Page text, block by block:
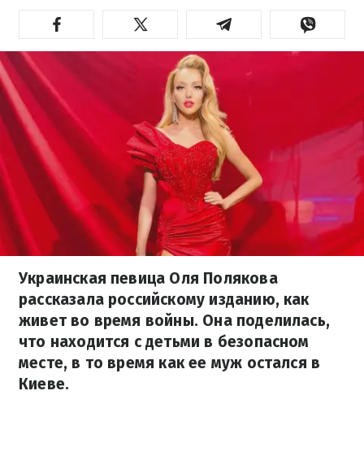
Украинская певица Оля Полякова
рассказала российскому изданию, как
живет во время войны. Она поделилась,
что находится с детьми в безопасном
месте, в то время как ее муж остался в
Киеве.